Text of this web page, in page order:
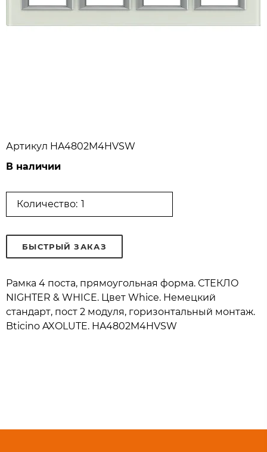
Артикул HA4802M4HVSW
В наличии
Количество:
БЫСТРЫЙ ЗАКАЗ
Рамка 4 поста, прямоугольная форма. СТЕКЛО
NIGHTER & WHICE. Цвет Whice. Немецкий
стандарт, пост 2 модуля, горизонтальный монтаж.
Bticino AXOLUTE. HA4802M4HVSW